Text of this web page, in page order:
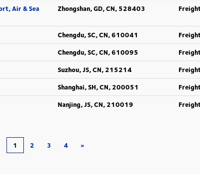
Air & Sea
Zhongshan, GD, CN, 528403
Chengdu, SC, CN, 610041
Chengdu, SC, CN, 610095
Suzhou, JS, CN, 215214
Shanghai, SH, CN, 200051
Nanjing, JS, CN, 210019
1 2 3 4 »